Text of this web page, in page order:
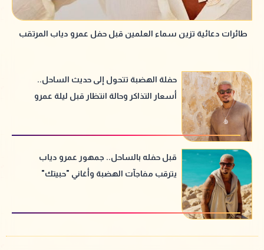
طائرات دعائية تزين سماء العلمين قبل حفل عمرو دياب المرتقب
حفلة الهضبة تتحول إلى حديث الساحل..
أسعار التذاكر وحالة انتظار قبل ليلة عمرو
قبل حفله بالساحل.. جمهور عمرو دياب
يترقب مفاجآت الهضبة وأغاني "حبيتك"